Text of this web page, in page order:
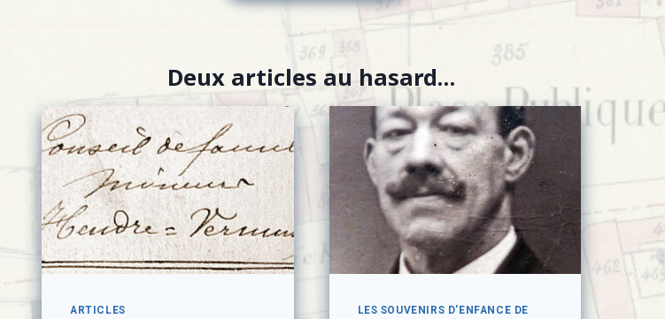
Deux articles au hasard…
ARTICLES
LES SOUVENIRS D'ENFANCE DE